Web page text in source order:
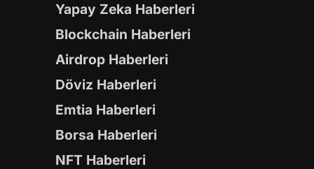
Yapay Zeka Haberleri
Blockchain Haberleri
Airdrop Haberleri
Döviz Haberleri
Emtia Haberleri
Borsa Haberleri
NFT Haberleri